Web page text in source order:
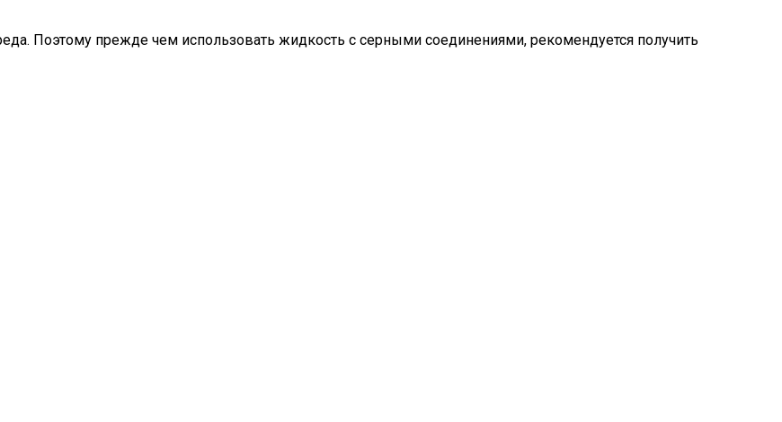
Поэтому прежде чем использовать жидкость с серными соединениями, рекомендуется получить